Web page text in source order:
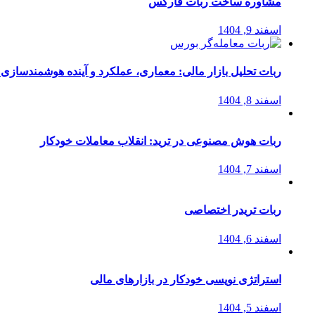
اسفند 9, 1404
ربات تحلیل بازار مالی: معماری، عملکرد و آینده
اسفند 8, 1404
ربات هوش مصنوعی در ترید: انقلاب معاملات خودکار
اسفند 7, 1404
ربات تریدر اختصاصی
اسفند 6, 1404
استراتژی‌ نویسی خودکار در بازارهای مالی
اسفند 5, 1404